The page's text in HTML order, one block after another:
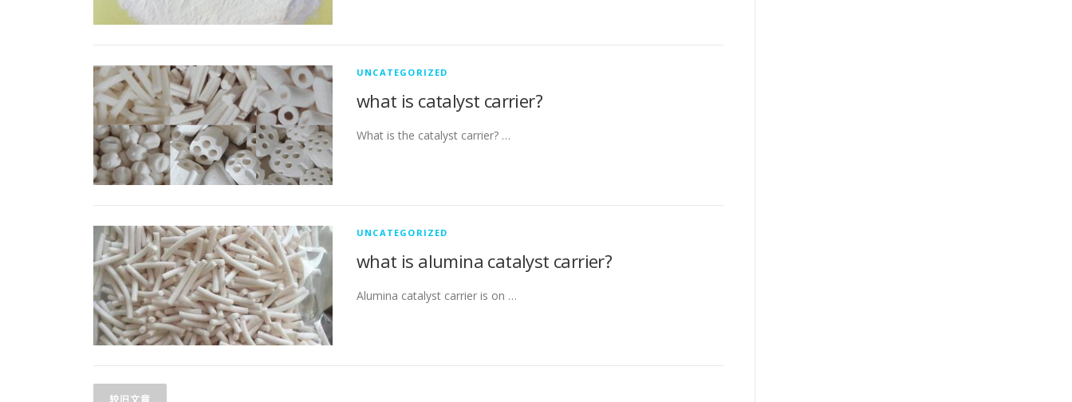
UNCATEGORIZED
what is catalyst carrier?
What is the catalyst carrier? …
UNCATEGORIZED
what is alumina catalyst carrier?
Alumina catalyst carrier is on …
文